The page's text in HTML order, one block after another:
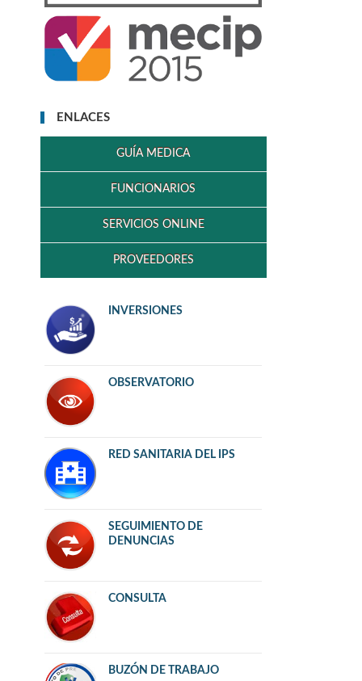
ENLACES
GUÍA MEDICA
FUNCIONARIOS
SERVICIOS ONLINE
PROVEEDORES
INVERSIONES
OBSERVATORIO
RED SANITARIA DEL IPS
SEGUIMIENTO DE
DENUNCIAS
CONSULTA
BUZÓN DE TRABAJO